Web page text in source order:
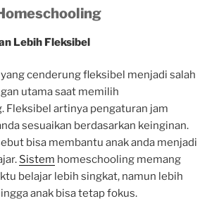
Lebih Fleksibel
cenderung fleksibel menjadi salah
utama saat memilih
Fleksibel artinya pengaturan jam
sesuaikan berdasarkan keinginan.
bisa membantu anak anda menjadi
Sistem homeschooling memang
belajar lebih singkat, namun lebih
anak bisa tetap fokus.